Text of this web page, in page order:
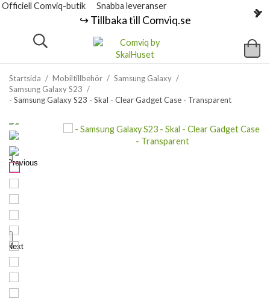
Officiell Comviq-butik Snabba leveranser
↪️ Tillbaka till Comviq.se
Startsida / Mobiltillbehör / Samsung Galaxy /
Samsung Galaxy S23 /
- Samsung Galaxy S23 - Skal - Clear Gadget Case - Transparent
Previous
Next